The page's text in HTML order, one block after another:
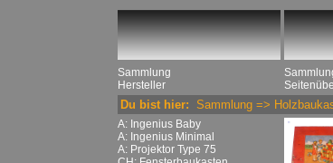
Sammlung
Hersteller
Du bist hier: Sammlung =>
A: Ingenius Baby
A: Ingenius Minimal
A: Projektor Type 75